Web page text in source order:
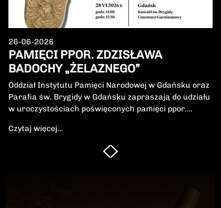
26-06-2026
PAMIĘCI PPOR. ZDZISŁAWA
BADOCHY „ŻELAZNEGO”
Oddział Instytutu Pamięci Narodowej w Gdańsku oraz
Parafia św. Brygidy w Gdańsku zapraszają do udziału
w uroczystościach poświęconych pamięci ppor.
Wileńskiej Brygady Armii Krajowej, dowódcy 5.
szwadronu podczas walk na Pomorzu, jednego z
najbardziej zasłużonych żołnierzy polskiego podziemia
Czytaj więcej...